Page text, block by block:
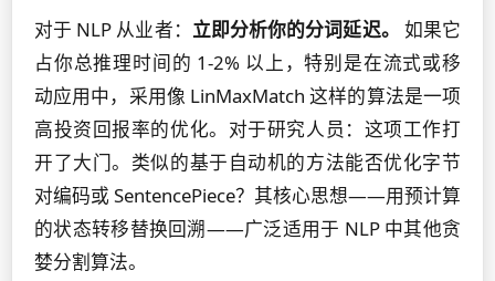
对于 NLP 从业者： 立即分析你的分词延迟。
如果它
占你总推理时间的 1-2% 以上，特别是在流式或移
动应用中，采用像 LinMaxMatch 这样的算法是一项
高投资回报率的优化。对于研究人员：这项工作打
开了大门。类似的基于自动机的方法能否优化字节
对编码或 SentencePiece？其核心思想——用预计算
的状态转移替换回溯——广泛适用于 NLP 中其他贪
婪分割算法。